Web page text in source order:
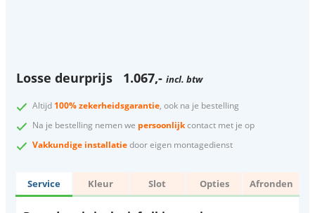
Losse deurprijs 1.067,- incl. btw
Altijd 100% zekerheidsgarantie, ook na je bestelling
Na je bestelling nemen we persoonlijkcontact met je op
Vakkundige installatiedoor eigen montagedienst
Service Kleur Slot Opties Afronden